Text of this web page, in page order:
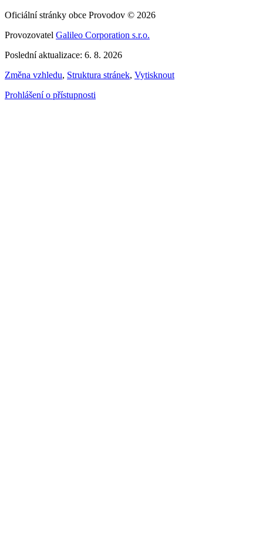
Oficiální stránky obce Provodov © 2026
Provozovatel Galileo Corporation s.r.o.
Poslední aktualizace: 6. 8. 2026
Změna vzhledu, Struktura stránek, Vytisknout
Prohlášení o přístupnosti